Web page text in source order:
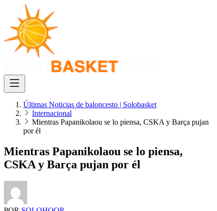
Últimas Noticias de baloncesto | Solobasket
Internacional
Mientras Papanikolaou se lo piensa, CSKA y Barça pujan
por él
Mientras Papanikolaou se lo piensa,
CSKA y Barça pujan por él